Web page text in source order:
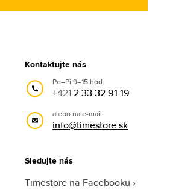
Kontaktujte nás
Po–Pi 9–15 hod.
+4212 33 32 91 19
alebo na e-mail:
info@timestore.sk
Sledujte nás
Timestore na Facebooku